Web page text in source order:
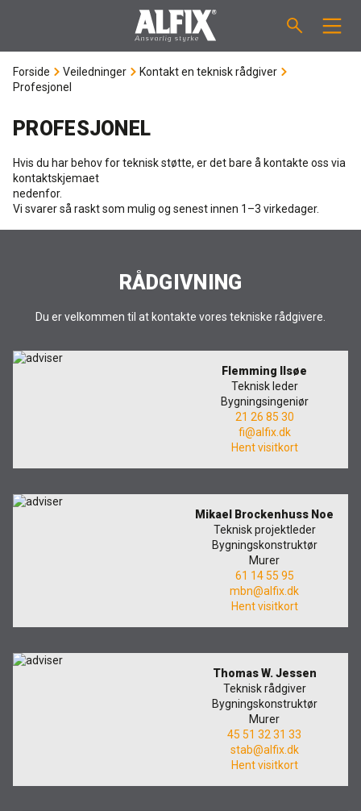
PRODUKTER
Støpemasse ”Mix”
Sparkelmasse "Mix"
Våtromsmembraner
VEILEDNINGER
FORBRUKSKALKULATOR
OM ALFIX
Referenser
Ansatte
NO
Forside Veiledninger
Kontakt en teknisk rådgiver
Profesjonel
PROFESJONEL
Hvis du har behov for teknisk støtte, er det bare å kontakte oss via
kontaktskjemaet
nedenfor.
Vi svarer så raskt som mulig og senest innen 1–3 virkedager.
RÅDGIVNING
Du er velkommen til at kontakte vores tekniske rådgivere.
Flemming Ilsøe
Teknisk leder
Bygningsingeniør
21 26 85 30
fi@alfix.dk
Hent visitkort
Mikael Brockenhuss Noe
Teknisk projektleder
Bygningskonstruktør
Murer
61 14 55 95
mbn@alfix.dk
Hent visitkort
Thomas W. Jessen
Teknisk rådgiver
Bygningskonstruktør
Murer
45 51 32 31 33
stab@alfix.dk
Hent visitkort